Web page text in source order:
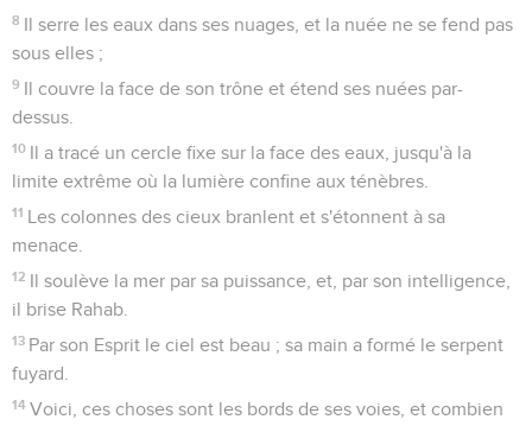
8 Il serre les eaux dans ses nuages, et la nuée ne se fend pas
sous elles ;
9 Il couvre la face de son trône et étend ses nuées par-
dessus.
10 Il a tracé un cercle fixe sur la face des eaux, jusqu'à la
limite extrême où la lumière confine aux ténèbres.
11 Les colonnes des cieux branlent et s'étonnent à sa
menace.
12 Il soulève la mer par sa puissance, et, par son intelligence,
il brise Rahab.
13 Par son Esprit le ciel est beau ; sa main a formé le serpent
fuyard.
14 Voici, ces choses sont les bords de ses voies, et combien